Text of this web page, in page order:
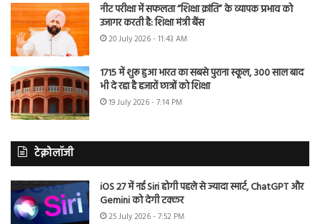
नीट परीक्षा में सफलता “शिक्षा क्रांति” के व्यापक प्रभाव को
उजागर करती है: शिक्षा मंत्री बैंस
20 July 2026 - 11:43 AM
1715 में शुरू हुआ भारत का सबसे पुराना स्कूल, 300 साल बाद
भी दे रहा है हजारों छात्रों को शिक्षा
19 July 2026 - 7:14 PM
टेक्नोलॉजी
iOS 27 में नई Siri होगी पहले से ज्यादा स्मार्ट, ChatGPT और
Gemini को देगी टक्कर
25 July 2026 - 7:52 PM